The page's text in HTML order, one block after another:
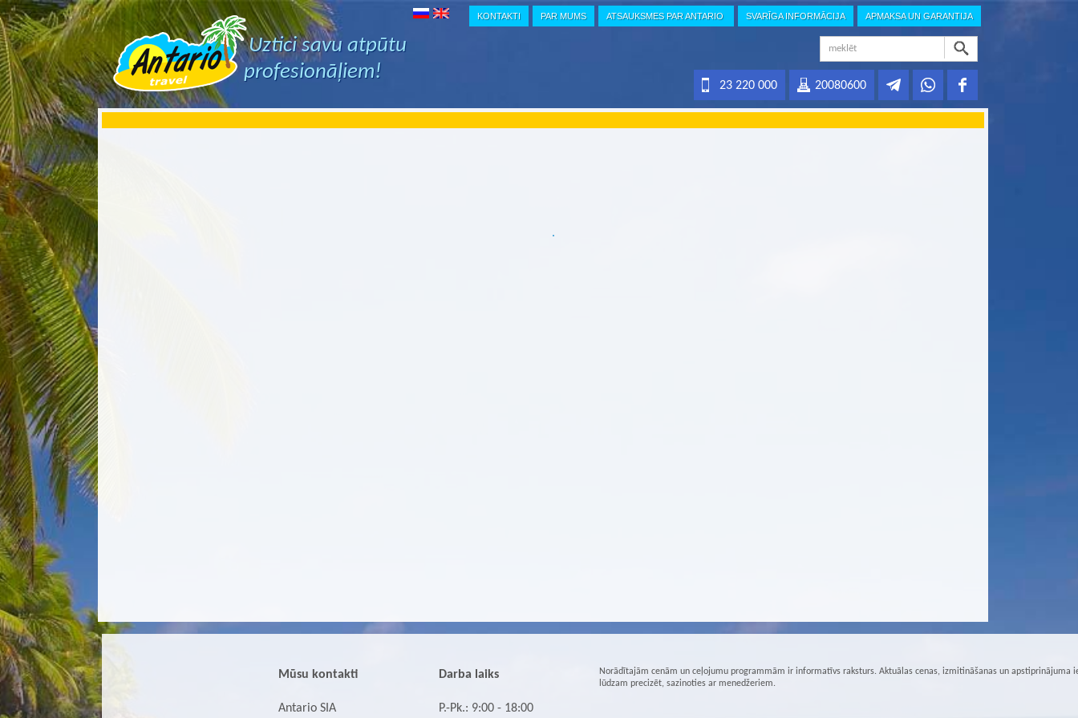
KONTAKTI PAR MUMS ATSAUKSMES PAR ANTARIO SVARĪGA INFORMĀCIJA APMAKSA UN GARANTIJA
Uztici savu atpūtu
profesionāļiem!
20080600
23 220 000
Mūsu kontakti
Antario SIA
Darba laiks
P.-Pk.: 9:00 - 18:00
Norādītajām cenām un ceļojumu programmām ir informatīvs raksturs. Aktuālas cenas, izmitināšanas un apstiprinājuma
lūdzam precizēt, sazinoties ar menedžeriem.